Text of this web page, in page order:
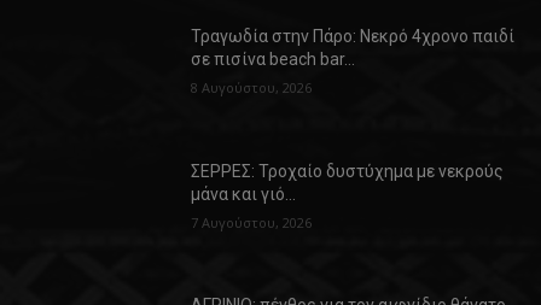
Τραγωδία στην Πάρο: Νεκρό 4χρονο παιδί
σε πισίνα beach bar…
8 Αυγούστου, 2026
ΣΕΡΡΕΣ: Τροχαίο δυστύχημα με νεκρούς
μάνα και γιό…
7 Αυγούστου, 2026